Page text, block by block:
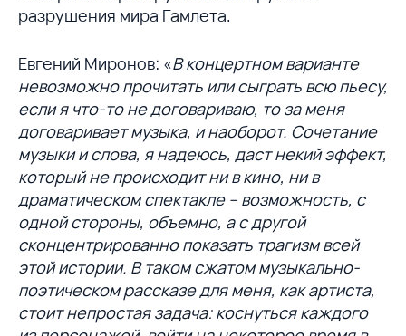
разрушения мира Гамлета.
Евгений Миронов: «В концертном варианте
невозможно прочитать или сыграть всю пьесу,
если я что-то не договариваю, то за меня
договаривает музыка, и наоборот. Сочетание
музыки и слова, я надеюсь, даст некий эффект,
который не происходит ни в кино, ни в
драматическом спектакле – возможность, с
одной стороны, объемно, а с другой
сконцентрированно показать трагизм всей
этой истории. В таком сжатом музыкально-
поэтическом рассказе для меня, как артиста,
стоит непростая задача: коснуться каждого